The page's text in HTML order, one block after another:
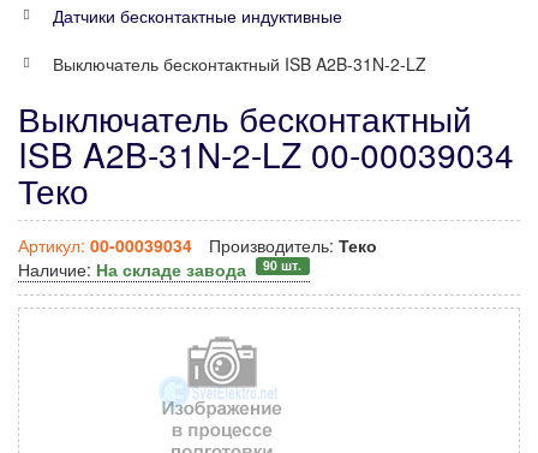
Датчики бесконтактные индуктивные
Выключатель бесконтактный ISB A2B-31N-2-LZ
Выключатель бесконтактный
ISB A2B-31N-2-LZ 00-00039034
Теко
Артикул: 00-00039034 Производитель: Теко
Наличие: На складе завода 90 шт.